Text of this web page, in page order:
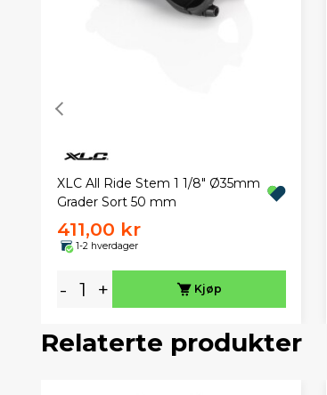
XLC All Ride Stem 1 1/8" Ø35mm
Grader Sort 50 mm
411,00 kr
1-2 hverdager
- + Kjøp
Relaterte produkter